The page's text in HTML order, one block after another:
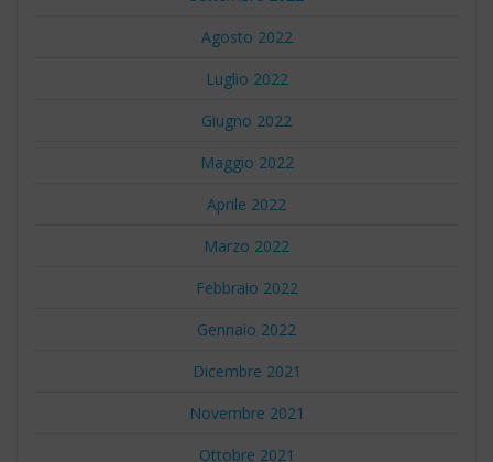
Agosto 2022
Luglio 2022
Giugno 2022
Maggio 2022
Aprile 2022
Marzo 2022
Febbraio 2022
Gennaio 2022
Dicembre 2021
Novembre 2021
Ottobre 2021